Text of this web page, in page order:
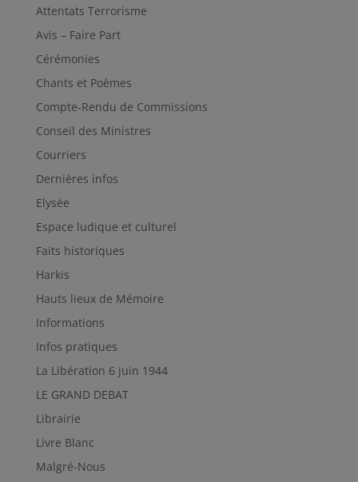
Attentats Terrorisme
Avis – Faire Part
Cérémonies
Chants et Poèmes
Compte-Rendu de Commissions
Conseil des Ministres
Courriers
Dernières infos
Elysée
Espace ludique et culturel
Faits historiques
Harkis
Hauts lieux de Mémoire
Informations
Infos pratiques
La Libération 6 juin 1944
LE GRAND DEBAT
Librairie
Livre Blanc
Malgré-Nous